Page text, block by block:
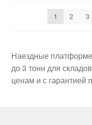
1
2 3
Наездные
до 3 тонн для
ценам и с гарантией